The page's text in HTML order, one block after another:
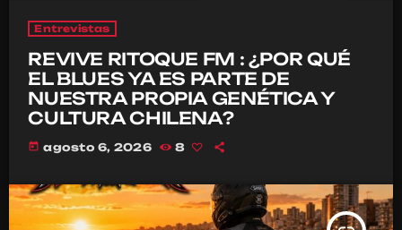
Entrevistas
REVIVE RITOQUE FM : ¿POR QUÉ
EL BLUES YA ES PARTE DE
NUESTRA PROPIA GENÉTICA Y
CULTURA CHILENA?
today agosto 6, 2026 8